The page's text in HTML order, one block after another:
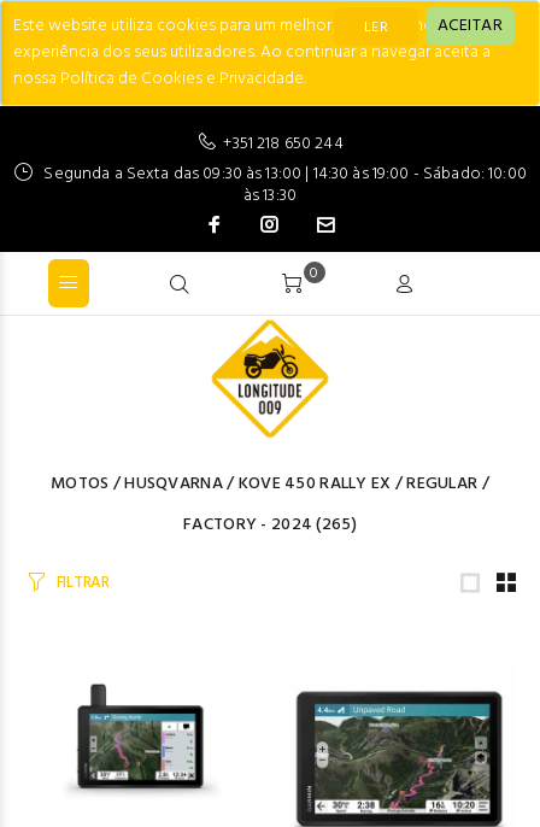
Este website utiliza cookies para um melhor desempenho e
experiência dos seus utilizadores. Ao continuar a navegar aceita a
nossa Política de Cookies e Privacidade.
LER ACEITAR
+351 218 650 244
Segunda a Sexta das 09:30 às 13:00 | 14:30 às 19:00 - Sábado: 10:00
às 13:30
0
MOTOS /HUSQVARNA/KOVE 450 RALLY EX / REGULAR /
FACTORY - 2024(265)
FILTRAR